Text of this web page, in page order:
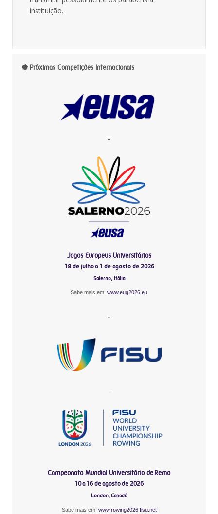
instituição.
Próximas Competições Internacionais
-
Jogos Europeus Universitários
18 de julho a 1 de agosto de 2026
Salerno, Itália
Sabe mais em: www.eug2026.eu
-
-
Campeonato Mundial Universitário de Remo
10 a 16 de agosto de 2026
London, Canadá
Sabe mais em: www.rowing2026.fisu.net